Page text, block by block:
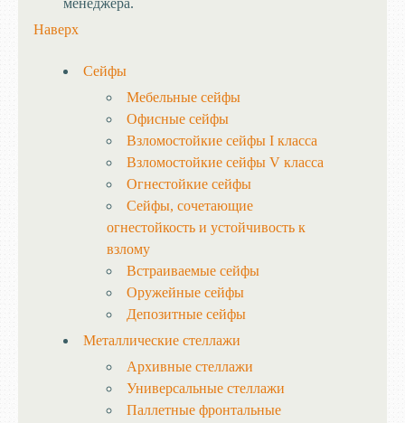
менеджера.
Наверх
Сейфы
Мебельные сейфы
Офисные сейфы
Взломостойкие сейфы I класса
Взломостойкие сейфы V класса
Огнестойкие сейфы
Сейфы, сочетающие
огнестойкость и устойчивость к
взлому
Встраиваемые сейфы
Оружейные сейфы
Депозитные сейфы
Металлические стеллажи
Архивные стеллажи
Универсальные стеллажи
Паллетные фронтальные